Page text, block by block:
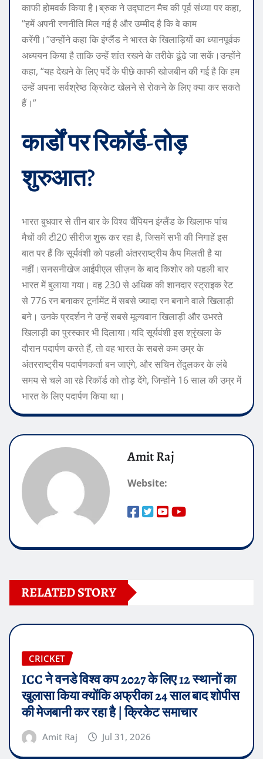
काफी होमवर्क किया है।ब्रुक ने उद्घाटन मैच की पूर्व संध्या पर कहा,
“हमें अपनी रणनीति मिल गई है और उम्मीद है कि वे काम
करेंगी।”उन्होंने कहा कि इंग्लैंड ने भारत के खिलाड़ियों का ध्यानपूर्वक
अध्ययन किया है ताकि उन्हें शांत रखने के तरीके ढूंढे जा सकें।उन्होंने
कहा, “यह देखने के लिए पर्दे के पीछे काफी खोजबीन की गई है कि हम
उन्हें अपना सर्वश्रेष्ठ क्रिकेट खेलने से रोकने के लिए क्या कर सकते
हैं।”
कार्डों पर रिकॉर्ड-तोड़
शुरुआत?
भारत बुधवार से तीन बार के विश्व चैंपियन इंग्लैंड के खिलाफ पांच
मैचों की टी20 सीरीज शुरू कर रहा है, जिसमें सभी की निगाहें इस
बात पर हैं कि सूर्यवंशी को पहली अंतरराष्ट्रीय कैप मिलती है या
नहीं।सनसनीखेज आईपीएल सीज़न के बाद किशोर को पहली बार
भारत में बुलाया गया। वह 230 से अधिक की शानदार स्ट्राइक रेट
से 776 रन बनाकर टूर्नामेंट में सबसे ज्यादा रन बनाने वाले खिलाड़ी
बने। उनके प्रदर्शन ने उन्हें सबसे मूल्यवान खिलाड़ी और उभरते
खिलाड़ी का पुरस्कार भी दिलाया।यदि सूर्यवंशी इस श्रृंखला के
दौरान पदार्पण करते हैं, तो वह भारत के सबसे कम उम्र के
अंतरराष्ट्रीय पदार्पणकर्ता बन जाएंगे, और सचिन तेंदुलकर के लंबे
समय से चले आ रहे रिकॉर्ड को तोड़ देंगे, जिन्होंने 16 साल की उम्र में
भारत के लिए पदार्पण किया था।
Amit Raj
Website:
RELATED STORY
CRICKET
ICC ने वनडे विश्व कप 2027 के लिए 12 स्थानों का
खुलासा किया क्योंकि अफ्रीका 24 साल बाद शोपीस
की मेजबानी कर रहा है | क्रिकेट समाचार
Amit Raj Jul 31, 2026